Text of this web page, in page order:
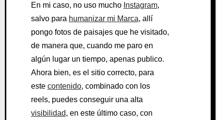
En mi caso, no uso mucho Instagram,
salvo para humanizar mi Marca, allí
pongo fotos de paisajes que he visitado,
de manera que, cuando me paro en
algún lugar un tiempo, apenas publico.
Ahora bien, es el sitio correcto, para
este contenido, combinado con los
reels, puedes conseguir una alta
visibilidad, en este último caso, con